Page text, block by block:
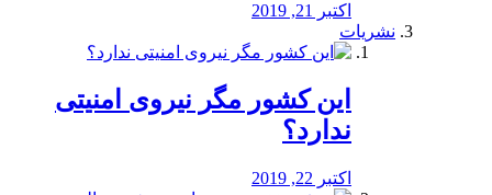
اکتبر 21, 2019
نشریات
این کشور مگر نیروی امنیتی
ندارد؟
اکتبر 22, 2019